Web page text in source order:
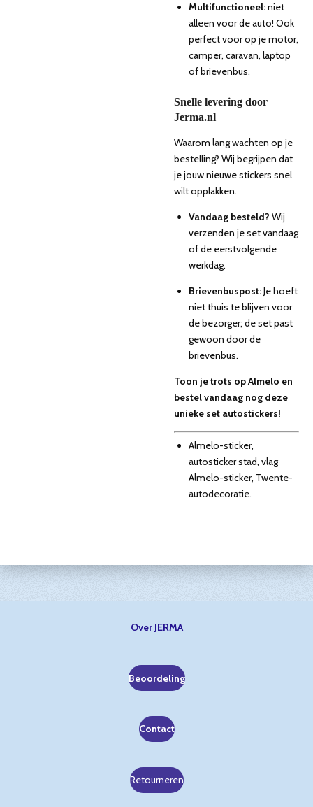
Multifunctioneel:niet
alleen voor de auto! Ook
perfect voor op je motor,
camper, caravan, laptop
of brievenbus.
Snelle levering door
Jerma.nl
Waarom lang wachten op je
bestelling? Wij begrijpen dat
je jouw nieuwe stickers snel
wilt opplakken.
Vandaag besteld? Wij
verzenden je set vandaag
of de eerstvolgende
werkdag.
Brievenbuspost:Je hoeft
niet thuis te blijven voor
de bezorger; de set past
gewoon door de
brievenbus.
Toon je trots op Almelo en
bestel vandaag nog deze
unieke set autostickers!
Almelo-sticker,
autosticker stad, vlag
Almelo-sticker, Twente-
autodecoratie.
Over JERMA
Beoordeling
Contact
Retourneren